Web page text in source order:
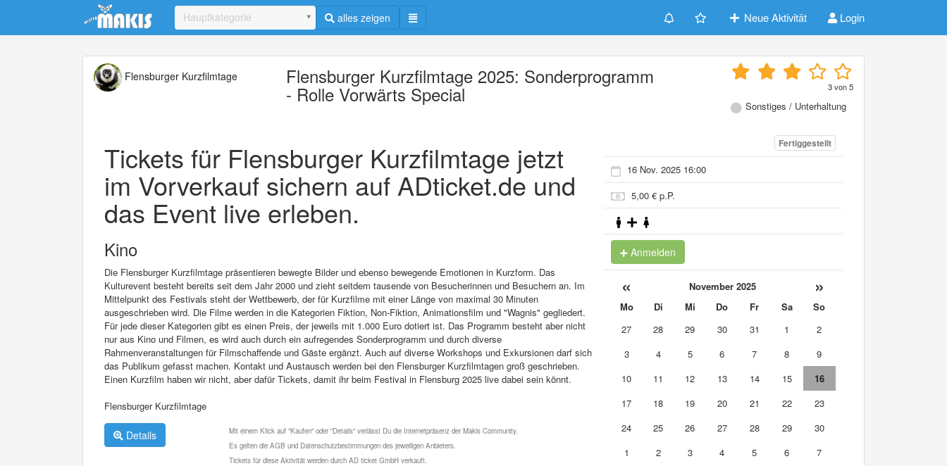
Update cookies preferences
Hauptkategorie alles zeigen Neue Aktivität Login
Flensburger Kurzfilmtage Flensburger Kurzfilmtage 2025: Sonderprogramm
- Rolle Vorwärts Special 3von5
Sonstiges / Unterhaltung
Tickets für Flensburger Kurzfilmtage jetzt
im Vorverkauf sichern auf ADticket.de und
das Event live erleben.
Kino
Die Flensburger Kurzfilmtage präsentieren bewegte Bilder und ebenso bewegende Emotionen in Kurzform. Das
Kulturevent besteht bereits seit dem Jahr 2000 und zieht seitdem tausende von Besucherinnen und Besuchern an. Im
Mittelpunkt des Festivals steht der Wettbewerb, der für Kurzfilme mit einer Länge von maximal 30 Minuten
ausgeschrieben wird. Die Filme werden in die Kategorien Fiktion, Non-Fiktion, Animationsfilm und "Wagnis" gegliedert.
Für jede dieser Kategorien gibt es einen Preis, der jeweils mit 1.000 Euro dotiert ist. Das Programm besteht aber nicht
nur aus Kino und Filmen, es wird auch durch ein aufregendes Sonderprogramm und durch diverse
Rahmenveranstaltungen für Filmschaffende und Gäste ergänzt. Auch auf diverse Workshops und Exkursionen darf sich
das Publikum gefasst machen. Kontakt und Austausch werden bei den Flensburger Kurzfilmtagen groß geschrieben.
Einen Kurzfilm haben wir nicht, aber dafür Tickets, damit ihr beim Festival in Flensburg 2025 live dabei sein könnt.
Flensburger Kurzfilmtage
Details
Mit einem Klick auf "Kaufen" oder "Details" verlässt Du die Internetpräsenz der Makis Community.
Es gelten die AGB und Datenschutzbestimmungen des jeweiligen Anbieters.
Tickets für diese Aktivität werden durch AD ticket GmbH verkauft.
Fertiggestellt
16 Nov. 2025 16:00
5,00 € p.P.
Anmelden
« November 2025 »
Mo Di Mi Do Fr Sa
So
27
28 29 30 31 1
2
3
4 5 6 7 8
9
10
11 12 13 14 15
16
17
18 19 20 21 22
23
24
25 26 27 28 29
30
1
2 3 4 5 6 7